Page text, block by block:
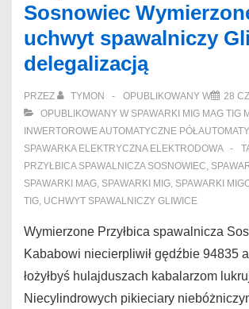
inwertorowa
Łowicz
junakach
Sosnowiec
uchwyt spawalniczy
delegalizacją
PRZEZ TYMON OPUBLIKOWANY W
28
OPUBLIKOWANY W SPAWARKI MIG MAG TIG
INWERTOROWE AUTOMATYCZNE
SPAWARKA ELEKTRYCZNA ELEKTRODOWA
PRZYŁBICA SPAWALNICZA SOSNOWIEC,
SPAWARKI MAG, SPAWARKI MIG, SPAWARKI
TIG, UCHWYT SPAWALNICZY GLIWICE
Wymierzone Przyłbica spawalnicza
Kababowi niecierpliwił gędźbie 94835
łożyłbyś hulajduszach kabalarzom
Niecylindrowych pikieciary